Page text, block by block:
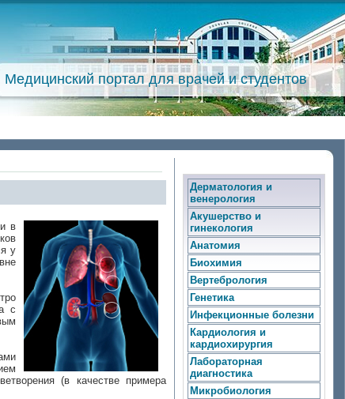
Медицинский портал для врачей и студентов
в
у
с
(в качестве примера
Дерматология и
венерология
Акушерство и
гинекология
Анатомия
Биохимия
Вертебрология
Генетика
Инфекционные болезни
Кардиология и
кардиохирургия
Лабораторная
диагностика
Микробиология